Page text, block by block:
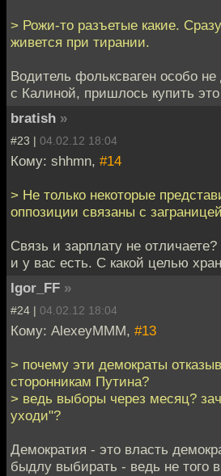
> Рожи-то разъетые какие.
живется при тирании.
Водитель фольксваген особо
с Калиной, пришлось купить
bratish »
#23 | 04.02.12 18:04
Кому: shhmn, #14
> Не только некоторые
оппозиции связаны с
Связь и зарплату не
и у вас есть. С какой целью
Igor_FF »
#24 | 04.02.12 18:04
Кому: AlexeyMMM, #13
> почему эти демократы
сторонникам Путина?
> ведь выборы через месяц?
уходи"?
Демократия - это власть
быдлу выбирать - ведь не того